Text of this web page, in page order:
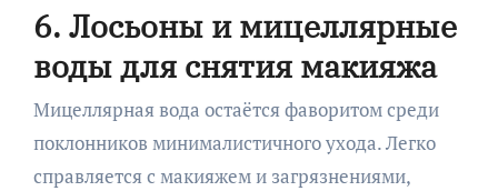
6. Лосьоны и мицеллярные
воды для снятия макияжа
Мицеллярная вода остаётся фаворитом среди
поклонников минималистичного ухода. Легко
справляется с макияжем и загрязнениями,